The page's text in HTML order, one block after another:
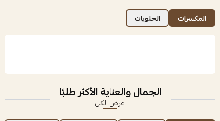
المكسرات
الحلويات
الجمال والعناية الأكثر طلبًا
عرض الكل